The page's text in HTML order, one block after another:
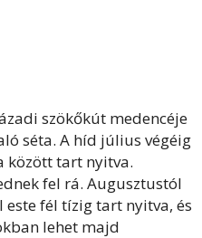
szökőkút medencéje
séta. A híd július végéig
között tart nyitva.
fel rá. Augusztustól
fél tízig tart nyitva, és
lehet majd